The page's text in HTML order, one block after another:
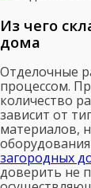
Из чего
дома
Отделочные
процессом.
количество
зависит от
материалов,
загородных
доверить не